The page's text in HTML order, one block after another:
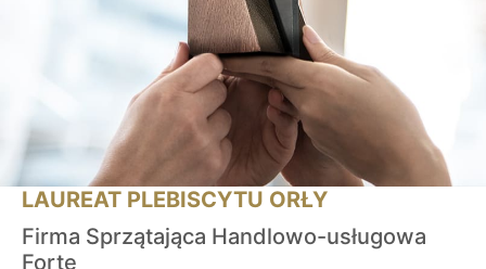
LAUREAT PLEBISCYTU ORŁY
Firma Sprzątająca Handlowo-usługowa
Forte